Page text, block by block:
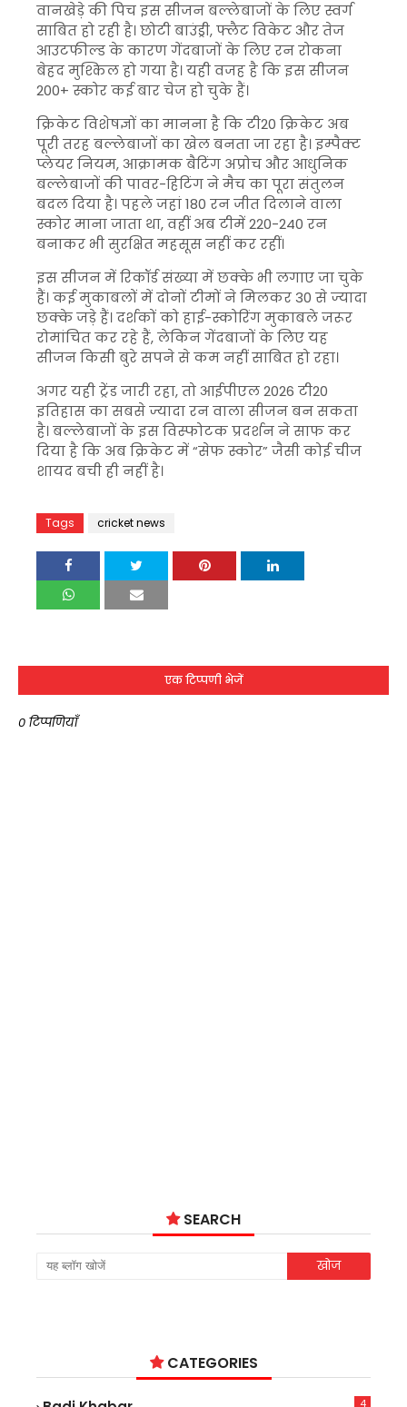
वानखेड़े की पिच इस सीजन बल्लेबाजों के लिए स्वर्ग
साबित हो रही है। छोटी बाउंड्री, फ्लैट विकेट और तेज
आउटफील्ड के कारण गेंदबाजों के लिए रन रोकना
बेहद मुश्किल हो गया है। यही वजह है कि इस सीजन
200+ स्कोर कई बार चेज हो चुके हैं।
क्रिकेट विशेषज्ञों का मानना है कि टी20 क्रिकेट अब
पूरी तरह बल्लेबाजों का खेल बनता जा रहा है। इम्पैक्ट
प्लेयर नियम, आक्रामक बैटिंग अप्रोच और आधुनिक
बल्लेबाजों की पावर-हिटिंग ने मैच का पूरा संतुलन
बदल दिया है। पहले जहां 180 रन जीत दिलाने वाला
स्कोर माना जाता था, वहीं अब टीमें 220-240 रन
बनाकर भी सुरक्षित महसूस नहीं कर रहीं।
इस सीजन में रिकॉर्ड संख्या में छक्के भी लगाए जा चुके
हैं। कई मुकाबलों में दोनों टीमों ने मिलकर 30 से ज्यादा
छक्के जड़े हैं। दर्शकों को हाई-स्कोरिंग मुकाबले जरूर
रोमांचित कर रहे हैं, लेकिन गेंदबाजों के लिए यह
सीजन किसी बुरे सपने से कम नहीं साबित हो रहा।
अगर यही ट्रेंड जारी रहा, तो आईपीएल 2026 टी20
इतिहास का सबसे ज्यादा रन वाला सीजन बन सकता
है। बल्लेबाजों के इस विस्फोटक प्रदर्शन ने साफ कर
दिया है कि अब क्रिकेट में “सेफ स्कोर” जैसी कोई चीज
शायद बची ही नहीं है।
Tags cricket news
एक टिप्पणी भेजें
0 टिप्पणियाँ
SEARCH
CATEGORIES
4